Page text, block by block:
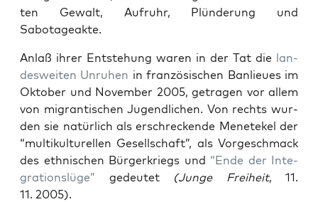
ten Gewalt, Auf­ruhr, Plün­de­rung und
Sabotageakte.
Anlaß ihrer Ent­ste­hung waren in der Tat die lan­
des­wei­ten Unru­hen in fran­zö­si­schen Ban­lieues im
Okto­ber und Novem­ber 2005, getra­gen vor allem
von migran­ti­schen Jugend­li­chen. Von rechts wur­
den sie natür­lich als erschre­cken­de Mene­te­kel der
“mul­ti­kul­tu­rel­len Gesell­schaft”, als Vor­ge­schmack
des eth­ni­schen Bür­ger­kriegs und “Ende der Inte­
gra­ti­ons­lü­ge” gedeu­tet (Jun­ge Frei­heit, 11.
11. 2005).